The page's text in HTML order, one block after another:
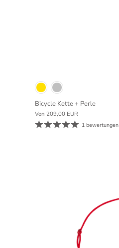
Bicycle Kette + Perle
Von 209,00 EUR
1 bewertungen